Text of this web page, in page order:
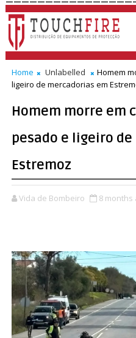
Home Unlabelled
Homem
ligeiro de mercadorias em
Homem morre em
pesado e ligeiro
Estremoz
Vida de Bombeiro 8 months